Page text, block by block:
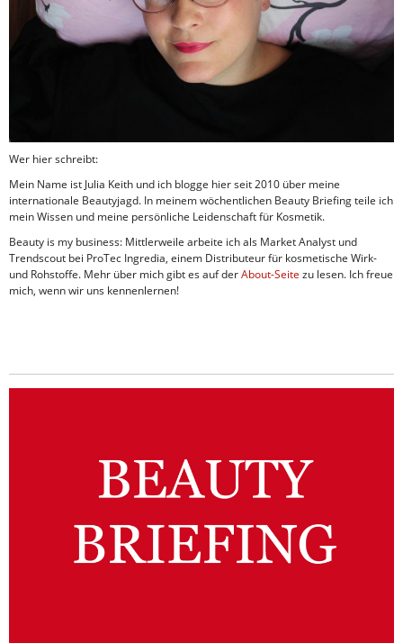
Wer hier schreibt:
Mein Name ist Julia Keith und ich blogge hier seit 2010 über meine
internationale Beautyjagd. In meinem wöchentlichen Beauty Briefing teile ich
mein Wissen und meine persönliche Leidenschaft für Kosmetik.
Beauty is my business: Mittlerweile arbeite ich als Market Analyst und
Trendscout bei ProTec Ingredia, einem Distributeur für kosmetische Wirk-
und Rohstoffe. Mehr über mich gibt es auf derAbout-Seite zu lesen. Ich freue
mich, wenn wir uns kennenlernen!